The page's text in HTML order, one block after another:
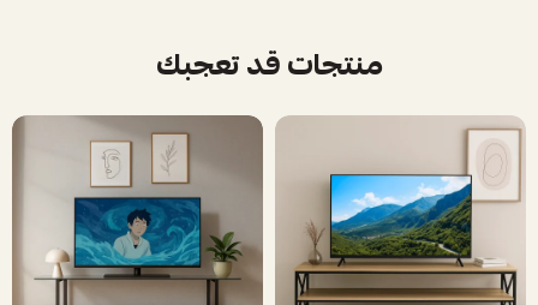
منتجات قد تعجبك